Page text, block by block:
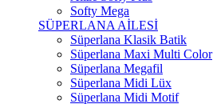
Softy Mega
SÜPERLANA AİLESİ
Süperlana Klasik Batik
Süperlana Maxi Multi Color
Süperlana Megafil
Süperlana Midi Lüx
Süperlana Midi Motif